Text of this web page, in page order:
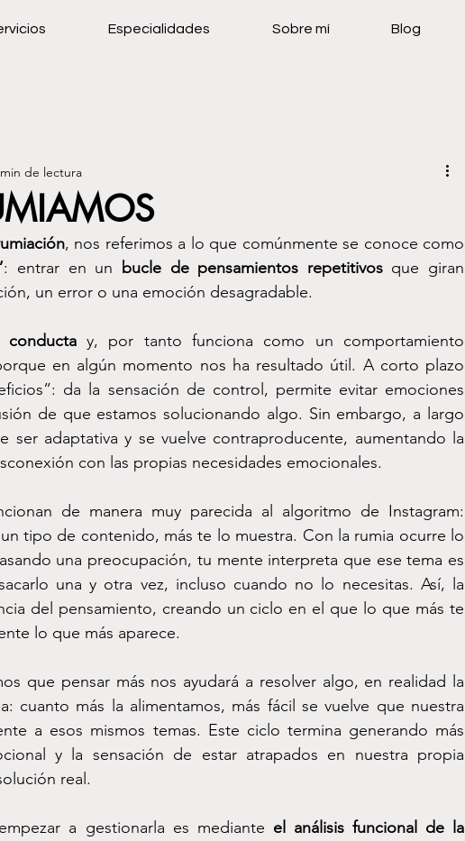
Especialidades Sobre mí Blog
de lectura
: entrar en un bucle de pensamientos repetitivos que giran
un error o una emoción desagradable.
conducta y, por tanto funciona como un comportamiento
en algún momento nos ha resultado útil. A corto plazo
da la sensación de control, permite evitar emociones
de que estamos solucionando algo. Sin embargo, a largo
ser adaptativa y se vuelve contraproducente, aumentando la
con las propias necesidades emocionales.
tipo de contenido, más te lo muestra. Con la rumia ocurre lo
una preocupación, tu mente interpreta que ese tema es
una y otra vez, incluso cuando no lo necesitas. Así, la
del pensamiento, creando un ciclo en el que lo que más te
lo que más aparece.
cuanto más la alimentamos, más fácil se vuelve que nuestra
a esos mismos temas. Este ciclo termina generando más
y la sensación de estar atrapados en nuestra propia
real.
a gestionarla es mediante
el análisis funcional de la